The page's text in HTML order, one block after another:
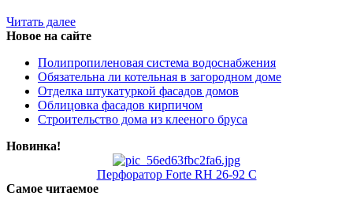
Читать далее
Новое на сайте
Полипропиленовая система водоснабжения
Обязательна ли котельная в загородном доме
Отделка штукатуркой фасадов домов
Облицовка фасадов кирпичом
Строительство дома из клееного бруса
Новинка!
Перфоратор Forte RH 26-92 С
Самое читаемое